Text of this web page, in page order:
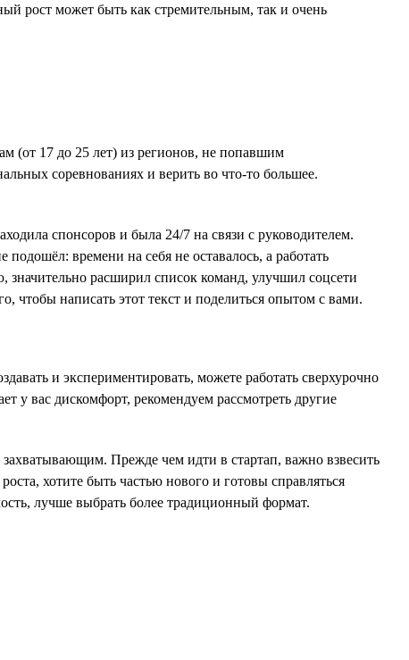
рост может быть как стремительным, так и очень
(от 17 до 25 лет) из регионов, не попавшим
соревнованиях и верить во что-то большее.
спонсоров и была 24/7 на связи с руководителем.
времени на себя не оставалось, а работать
значительно расширил список команд, улучшил соцсети
чтобы написать этот текст и поделиться опытом с вами.
и экспериментировать, можете работать сверхурочно
у вас дискомфорт, рекомендуем рассмотреть другие
Прежде чем идти в стартап, важно взвесить
хотите быть частью нового и готовы справляться
лучше выбрать более традиционный формат.